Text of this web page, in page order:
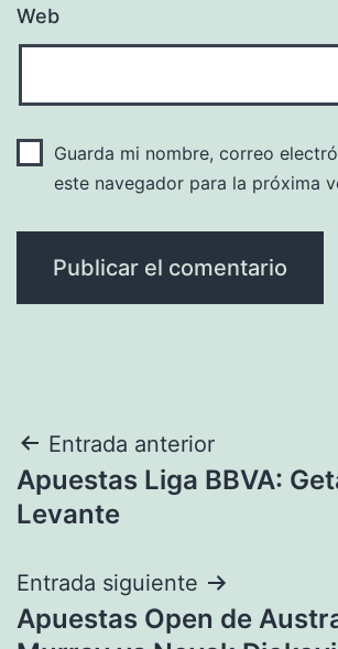
Web
Guarda mi nombre, correo
este navegador para la próxima
Navegación
de
Entrada anterior
Apuestas Liga BBVA:
Levante
Entrada siguiente
Apuestas Open de